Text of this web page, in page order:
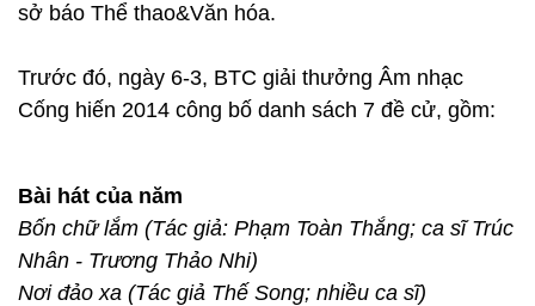
sở báo Thể thao&Văn hóa.
Trước đó, ngày 6-3, BTC giải thưởng Âm nhạc
Cống hiến 2014 công bố danh sách 7 đề cử, gồm:
Bài hát của năm
Bốn chữ lắm (Tác giả: Phạm Toàn Thắng; ca sĩ Trúc
Nhân - Trương Thảo Nhi)
Nơi đảo xa (Tác giả Thế Song; nhiều ca sĩ)